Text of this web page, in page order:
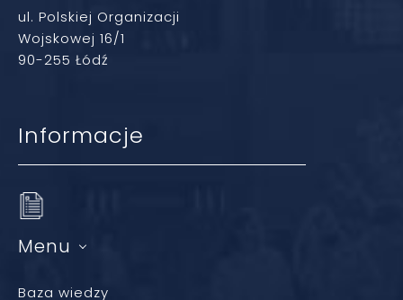
ul. Polskiej Organizacji
Wojskowej 16/1
90-255 Łódź
Informacje
Menu
Baza wiedzy